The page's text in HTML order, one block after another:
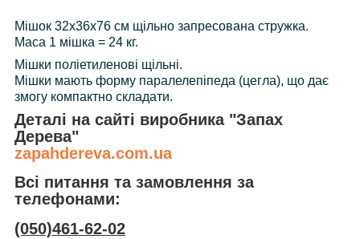
Мішок 32х36х76 см щільно запресована стружка.
Маса 1 мішка = 24 кг.
Мішки поліетиленові щільні.
Мішки мають форму паралелепіпеда (цегла), що дає
змогу компактно складати.
Деталі на сайті виробника "Запах
Дерева"
zapahdereva.com.ua
Всі питання та замовлення за
телефонами:
(050)461-62-02